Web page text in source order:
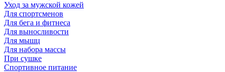
Уход за мужской кожей
Для спортсменов
Для бега и фитнеса
Для выносливости
Для мышц
Для набора массы
При сушке
Спортивное питание